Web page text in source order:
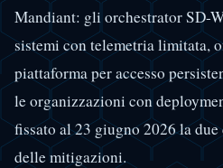
Mandiant: gli orchestrator SD-
sistemi con telemetria limitata,
piattaforma per accesso
le organizzazioni con
fissato al 23 giugno 2026 la
delle mitigazioni.